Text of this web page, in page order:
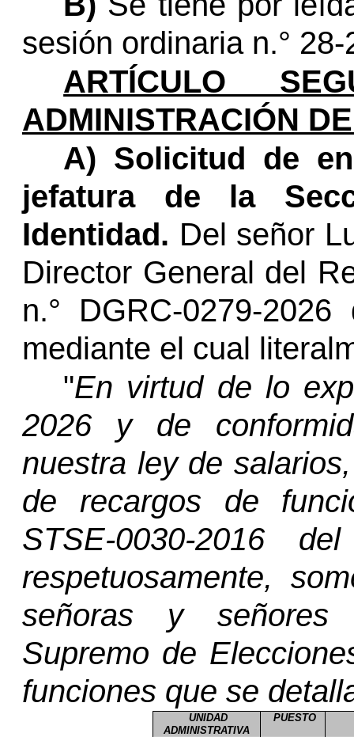
sesión ordinaria n.° 28-
ARTÍCULO
ADMINISTRACIÓN
A) Solicitud de
jefatura de la
Identidad. Del señor
Director General del
n.° DGRC-0279-
mediante el cual
"En virtud de lo
2026 y de
nuestra ley de
de recargos de
STSE-0030-2016
respetuosamente,
señoras y señores
Supremo de
funciones que se
UNIDAD
ADMINISTRATIVA
PUESTO